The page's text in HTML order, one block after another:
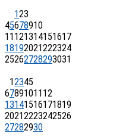
123
45678910
11 121314151617
18192021222324
25262728293031
12345
67891011 12
13141516171819
20212223242526
27282930